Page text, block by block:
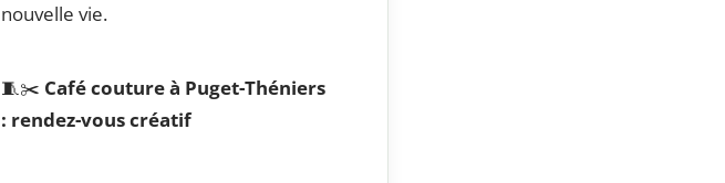
nouvelle vie.
🧵✂️ Café couture à Puget-Théniers
: rendez-vous créatif